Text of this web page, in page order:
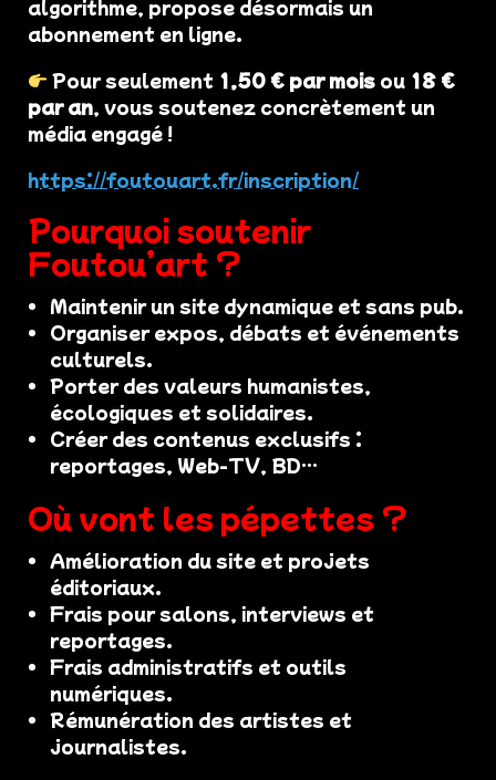
algorithme, propose désormais un
abonnement en ligne.
Pour seulement 1,50 € par mois ou 18 €
par an, vous soutenez concrètement un
média engagé !
https://foutouart.fr/inscription/
Pourquoi soutenir
Foutou’art ?
Maintenir un site dynamique et sans pub.
Organiser expos, débats et événements
culturels.
Porter des valeurs humanistes,
écologiques et solidaires.
Créer des contenus exclusifs :
reportages, Web-TV, BD…
Où vont les pépettes ?
Amélioration du site et projets
éditoriaux.
Frais pour salons, interviews et
reportages.
Frais administratifs et outils
numériques.
Rémunération des artistes et
journalistes.